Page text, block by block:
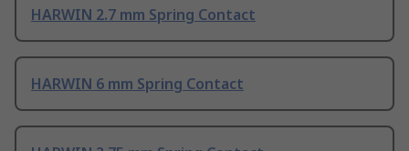
HARWIN 2.7 mm Spring Contact
HARWIN 6 mm Spring Contact